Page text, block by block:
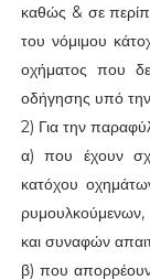
καθώς & σε
του νόμιμου
οχήματος που
οδήγησης υπό
2) Για την
α) που έχουν
κατόχου
και συναφών
β) που απορρέουν